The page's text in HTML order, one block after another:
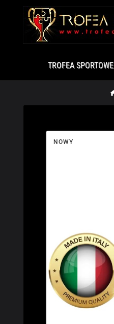
TROFEA SPORTOWE
NOWY